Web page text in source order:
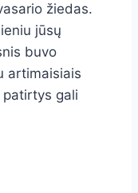
žiedas.
jūsų
buvo
artimaisiais
gali